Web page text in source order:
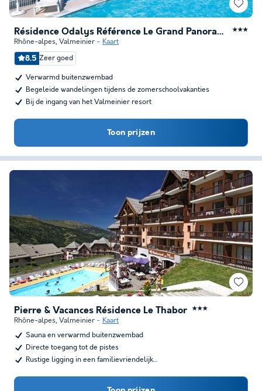
Résidence Odalys Référence Le Grand Panorama 1 ★★★
Rhône-alpes, Valmeinier Kaart
8.5 Zeer goed
Verwarmd buitenzwembad
Begeleide wandelingen tijdens de zomerschoolvakanties
Bij de ingang van het Valmeinier resort
Toon prijzen
Pierre & Vacances Résidence Le Thabor ★★★
Rhône-alpes, Valmeinier
Kaart
Sauna en verwarmd buitenzwembad
Directe toegang tot de pistes
Rustige ligging in een familievriendelijk…